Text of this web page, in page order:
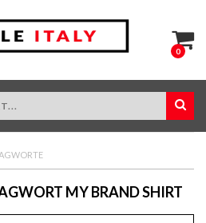
0
MY BRAND SHIRT